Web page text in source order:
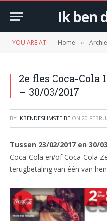
Ik ben
YOU ARE AT: Home »
2e fles Coca-Cola
– 30/03/2017
BY IKBENDESLIMSTE.BE ON 20
Tussen 23/02/2017 en 30/
Coca-Cola en/of Coca-Cola
terugbetaling van één van hen!